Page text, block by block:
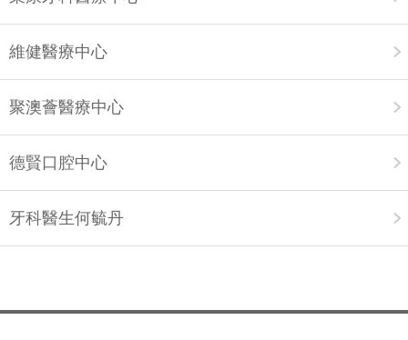
維健醫療中心
聚澳薈醫療中心
德賢口腔中心
牙科醫生何毓丹